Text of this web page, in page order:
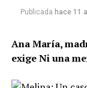
Publicada hace 11
Ana María,
exige Ni una